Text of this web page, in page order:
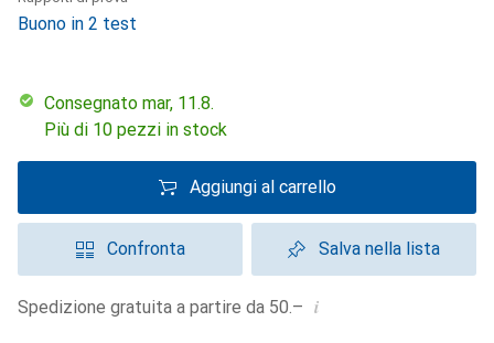
Buono in 2 test
Consegnato mar, 11.8.
Più di 10 pezzi in stock
Aggiungi al carrello
Confronta Salva nella lista
Spedizione gratuita a partire da 50.– i